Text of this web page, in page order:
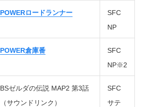
POWERロードランナー
SFC
NP
POWER倉庫番
SFC
NP※2
BSゼルダの伝説 MAP2 第3話
（サウンドリンク）
SFC
サテ